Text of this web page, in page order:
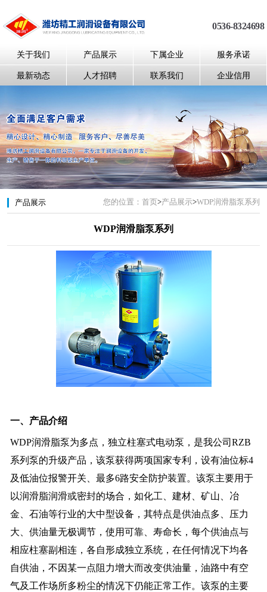
0536-8324698
关于我们 产品展示 下属企业 服务承诺
最新动态 人才招聘 联系我们 企业信用
产品展示 您的位置： 首页>产品展示>WDP润滑脂泵系列
WDP润滑脂泵系列
一、产品介绍
WDP润滑脂泵为多点，独立柱塞式电动泵，是我公司RZB
系列泵的升级产品，该泵获得两项国家专利，设有油位标4
及低油位报警开关、最多6路安全防护装置。该泵主要用于
以润滑脂润滑或密封的场合，如化工、建材、矿山、冶
金、石油等行业的大中型设备，其特点是供油点多、压力
大、供油量无极调节，使用可靠、寿命长，每个供油点与
相应柱塞副相连，各自形成独立系统，在任何情况下均各
自供油，不因某一点阻力增大而改变供油量，油路中有空
气及工作场所多粉尘的情况下仍能正常工作。该泵的主要